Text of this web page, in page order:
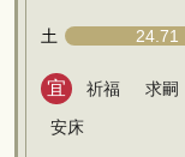
土 24.71
宜 祈福 求嗣
安床